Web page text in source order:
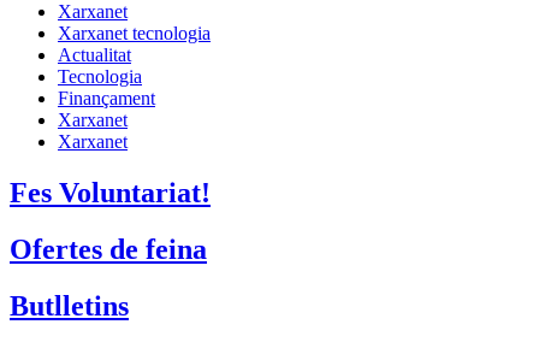
Xarxanet
Xarxanet tecnologia
Actualitat
Tecnologia
Finançament
Xarxanet
Xarxanet
Fes Voluntariat!
Ofertes de feina
Butlletins